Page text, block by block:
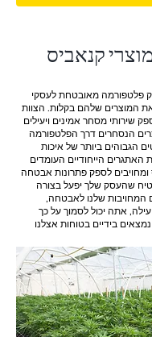
קנאביס
פלטפורמה מאובטחת לעסקי
המוצרים שלהם בקלות. הצוות
שירותי מסחר אמינים ויעילים
הנסחרים דרך הפלטפורמה
הגבוהים ביותר של איכות
האתגרים הייחודיים העומדים
לספק פתרונות אבטחה
שהעסק שלך יפעל בצורה
המחויבות שלנו לאבטחה,
אתה יכול לסמוך על כך
בידיים בטוחות אצלנו